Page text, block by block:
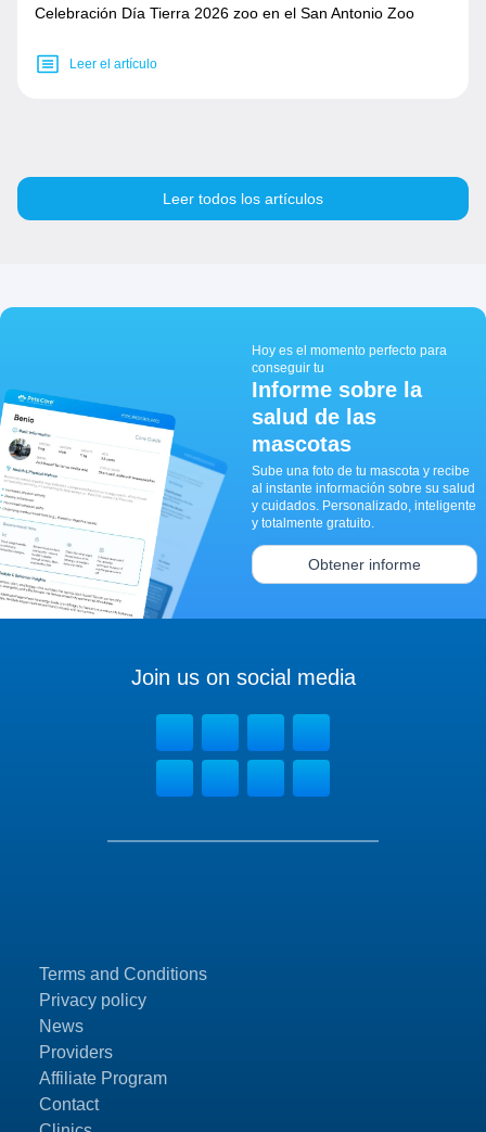
Celebración Día Tierra 2026 zoo en el San Antonio Zoo
Leer el artículo
Leer todos los artículos
Hoy es el momento perfecto para
conseguir tu
Informe sobre la
salud de las
mascotas
Sube una foto de tu mascota y recibe
al instante información sobre su salud
y cuidados. Personalizado, inteligente
y totalmente gratuito.
Obtener informe
Terms and Conditions
Privacy policy
News
Providers
Affiliate Program
Contact
Join us on social media